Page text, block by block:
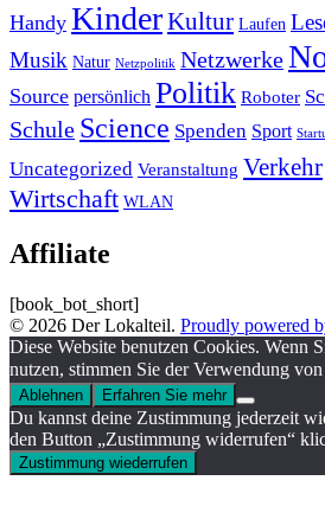
Handy KinderKultur Laufen
Musik Natur Netzpolitik Netzwerke
Source persönlich Politik Roboter
Schule Science Spenden Sport
Uncategorized Veranstaltung Verkehr
Wirtschaft WLAN
Affiliate
[book_bot_short]
© 2026 Der Lokalteil. Proudly powered
Diese Website benutzen Cookies. Wenn
nutzen, stimmen Sie der Verwendung
Ablehnen
Erfahren Sie mehr
Du kannst deine Zustimmung jederzeit
den Button „Zustimmung widerrufen“
Zustimmung wiederrufen